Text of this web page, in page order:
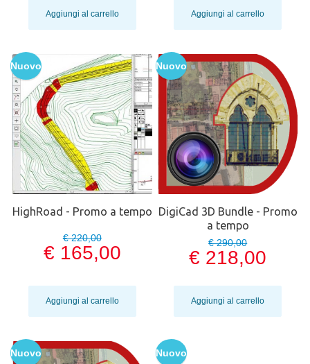
Aggiungi al carrello Aggiungi al carrello
Nuovo
HighRoad - Promo a tempo
€ 220,00
€ 165,00
Aggiungi al carrello
Nuovo
DigiCad 3D Bundle - Promo
a tempo
€ 290,00
€ 218,00
Aggiungi al carrello
Nuovo Nuovo